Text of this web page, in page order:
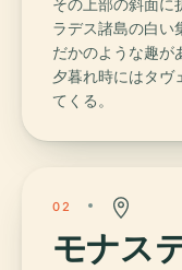
ラデス諸島の白い
だかのような趣が
夕暮れ時にはタヴ
てくる。
02
モナス